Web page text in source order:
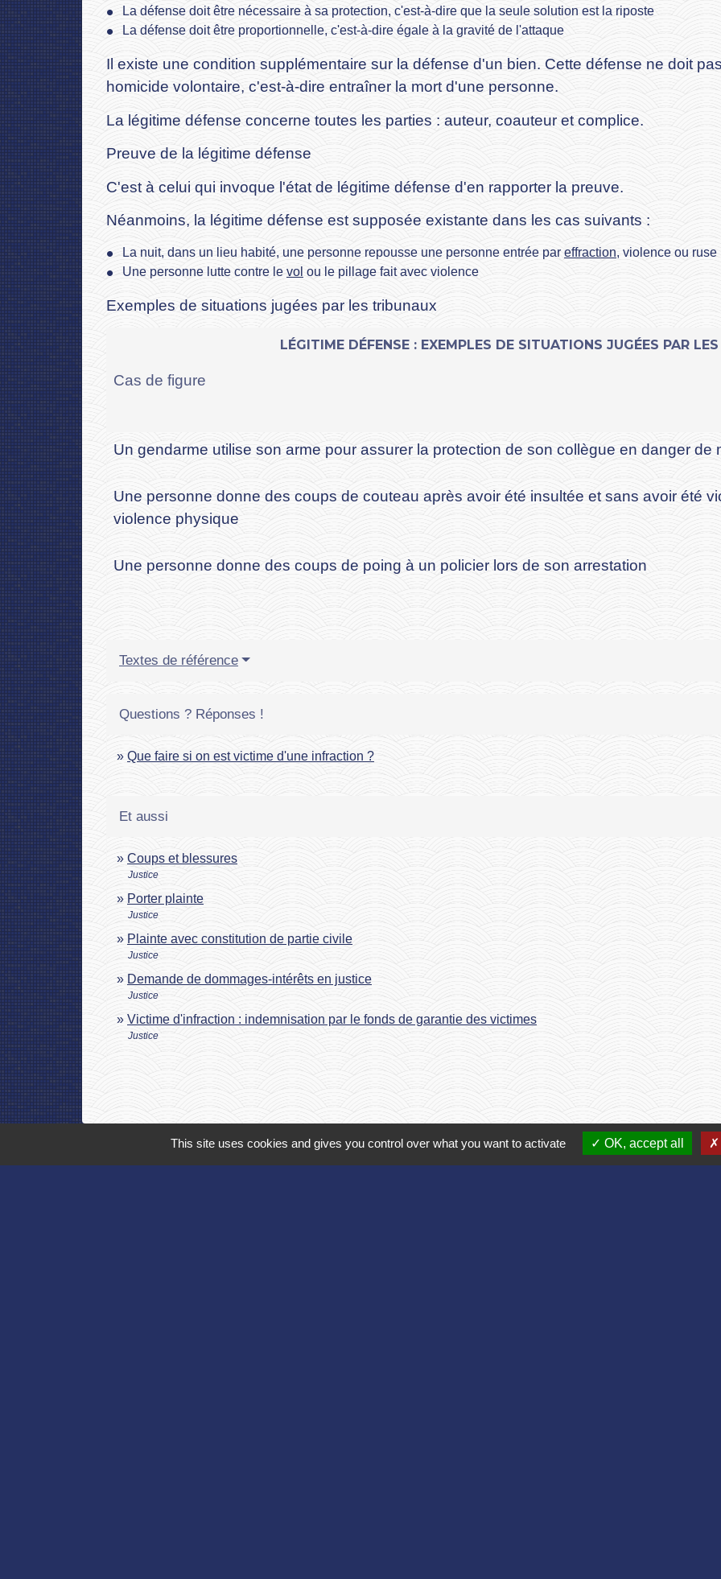
La défense doit être nécessaire à sa protection, c'est-à-dire que la seule solution est la riposte
La défense doit être proportionnelle, c'est-à-dire égale à la gravité de l'attaque
Il existe une condition supplémentaire sur la défense d'un bien. Cette défense ne doit
homicide volontaire, c'est-à-dire entraîner la mort d'une personne.
La légitime défense concerne toutes les parties : auteur, coauteur et complice.
Preuve de la légitime défense
C'est à celui qui invoque l'état de légitime défense d'en rapporter la preuve.
Néanmoins, la légitime défense est supposée existante dans les cas suivants :
La nuit, dans un lieu habité, une personne repousse une personne entrée par effraction, violence ou ruse
Une personne lutte contre le vol ou le pillage fait avec violence
Exemples de situations jugées par les tribunaux
LÉGITIME DÉFENSE : EXEMPLES DE SITUATIONS JUGÉES PAR
Cas de figure
Un gendarme utilise son arme pour assurer la protection de son collègue en danger de
Une personne donne des coups de couteau après avoir été insultée et sans avoir été
violence physique
Une personne donne des coups de poing à un policier lors de son arrestation
Textes de référence
Questions ? Réponses !
Que faire si on est victime d'une infraction ?
Et aussi
Coups et blessures
Justice
Porter plainte
Justice
Plainte avec constitution de partie civile
Justice
Demande de dommages-intérêts en justice
Justice
Victime d'infraction : indemnisation par le fonds de garantie des victimes
Justice
This site uses cookies and gives you control over what you want to activate OK, accept all